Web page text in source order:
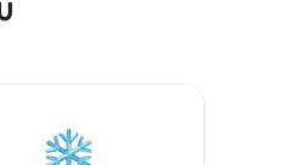
situr aftur á
njóta fallegs útsýnis yfir